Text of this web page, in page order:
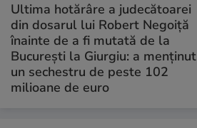
Ultima hotărâre a judecătoarei
din dosarul lui Robert Negoiță
înainte de a fi mutată de la
București la Giurgiu: a menținut
un sechestru de peste 102
milioane de euro